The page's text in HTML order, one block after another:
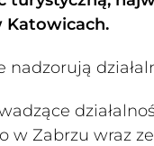
Katowicach.
nadzorują
w Zabrzu wraz